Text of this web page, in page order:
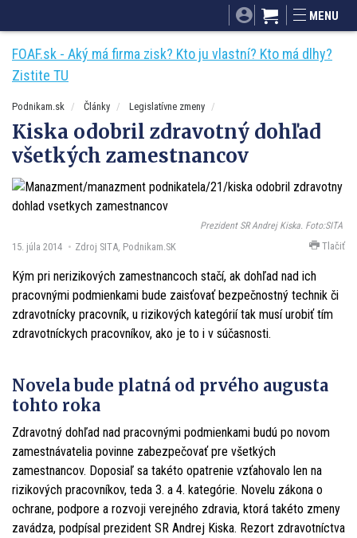
Mnamky-recepty.sk
MENU
FOAF.sk - Aký má firma zisk? Kto ju vlastní? Kto má dlhy?
Zistite TU
Podnikam.sk Články Legislatívne zmeny
Kiska odobril zdravotný dohľad
všetkých zamestnancov
Prezident SR Andrej Kiska. Foto:SITA
15. júla 2014 Zdroj SITA, Podnikam.SK Tlačiť
Kým pri nerizikových zamestnancoch stačí, ak dohľad nad ich
pracovnými podmienkami bude zaisťovať bezpečnostný technik či
zdravotnícky pracovník, u rizikových kategórií tak musí urobiť tím
zdravotníckych pracovníkov, ako je to i v súčasnosti.
Novela bude platná od prvého augusta
tohto roka
Zdravotný dohľad nad pracovnými podmienkami budú po novom
zamestnávatelia povinne zabezpečovať pre všetkých
zamestnancov. Doposiaľ sa takéto opatrenie vzťahovalo len na
rizikových pracovníkov, teda 3. a 4. kategórie. Novelu zákona o
ochrane, podpore a rozvoji verejného zdravia, ktorá takéto zmeny
zavádza, podpísal prezident SR Andrej Kiska. Rezort zdravotníctva